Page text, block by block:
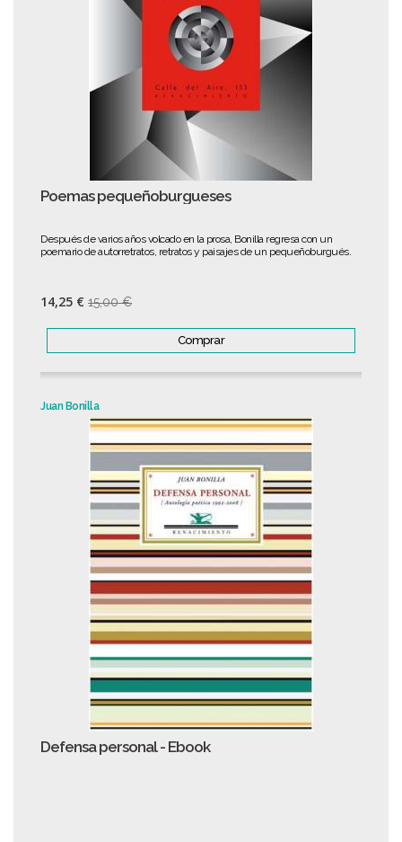
Poemas pequeñoburgueses
Después de varios años volcado en la prosa, Bonilla regresa con un
poemario de autorretratos, retratos y paisajes de un pequeñoburgués.
14,25 € 15,00 €
Comprar
Juan Bonilla
Defensa personal - Ebook